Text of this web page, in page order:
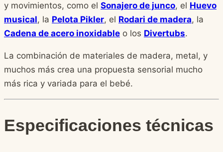
y movimientos, como el Sonajero de junco, el Huevo
musical, la Pelota Pikler, el Rodari de madera, la
Cadena de acero inoxidable o los Divertubs.
La combinación de materiales de madera, metal, y
muchos más crea una propuesta sensorial mucho
más rica y variada para el bebé.
Especificaciones técnicas